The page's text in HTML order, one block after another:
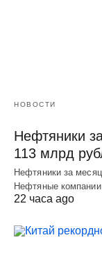
НОВОСТИ
Нефтяники
113 млрд
Нефтяники за
Нефтяные
22 часа ago